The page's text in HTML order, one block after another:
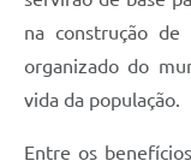
na construção de
organizado do
vida da população.
Entre os